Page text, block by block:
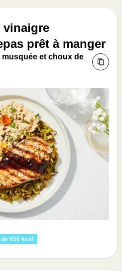
vinaigre
prêt à manger
et choux de
650 kcal